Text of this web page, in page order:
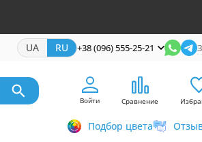
UA RU +38 (096) 555-25-21
Войти Сравнение
Подбор цвета